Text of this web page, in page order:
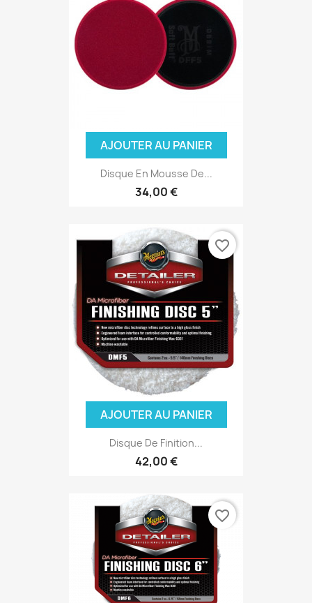
AJOUTER AU PANIER
Disque En Mousse De...
34,00 €
AJOUTER AU PANIER
Disque De Finition...
42,00 €
favorite_border
favorite_border